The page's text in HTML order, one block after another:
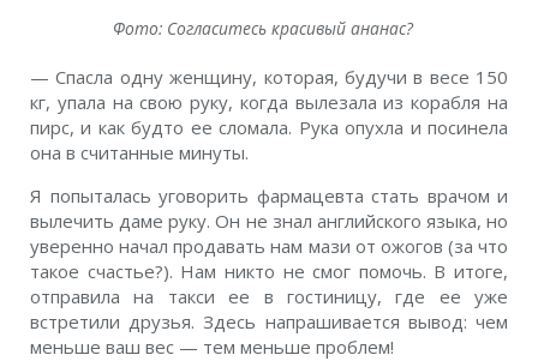
Фото: Согласитесь красивый ананас?
— Спасла одну женщину, которая, будучи в весе 150
кг, упала на свою руку, когда вылезала из корабля на
пирс, и как будто ее сломала. Рука опухла и посинела
она в считанные минуты.
Я попыталась уговорить фармацевта стать врачом и
вылечить даме руку. Он не знал английского языка, но
уверенно начал продавать нам мази от ожогов (за что
такое счастье?). Нам никто не смог помочь. В итоге,
отправила на такси ее в гостиницу, где ее уже
встретили друзья. Здесь напрашивается вывод: чем
меньше ваш вес — тем меньше проблем!